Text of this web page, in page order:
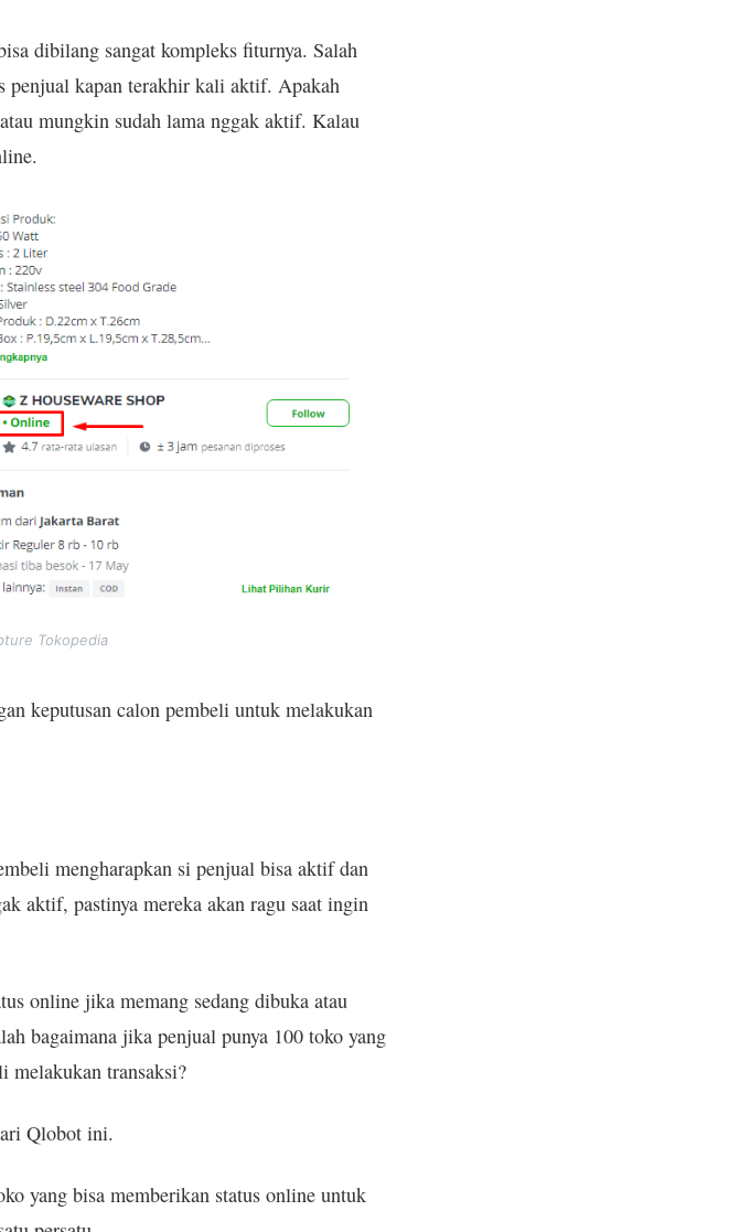
dibilang sangat kompleks fiturnya. Salah
penjual kapan terakhir kali aktif. Apakah
mungkin sudah lama nggak aktif. Kalau
Tokopedia
keputusan calon pembeli untuk melakukan
mengharapkan si penjual bisa aktif dan
aktif, pastinya mereka akan ragu saat ingin
online jika memang sedang dibuka atau
bagaimana jika penjual punya 100 toko yang
melakukan transaksi?
Qlobot ini.
yang bisa memberikan status online untuk